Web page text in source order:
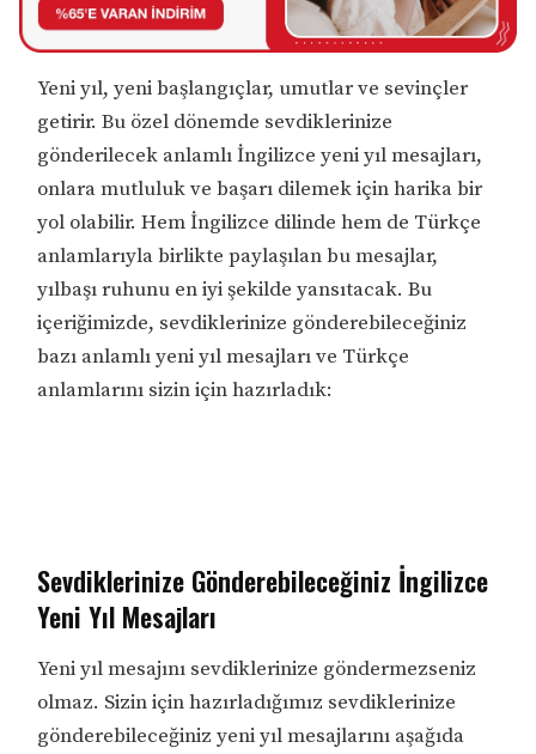
Yeni yıl, yeni başlangıçlar, umutlar ve sevinçler
getirir. Bu özel dönemde sevdiklerinize
gönderilecek anlamlı İngilizce yeni yıl mesajları,
onlara mutluluk ve başarı dilemek için harika bir
yol olabilir. Hem İngilizce dilinde hem de Türkçe
anlamlarıyla birlikte paylaşılan bu mesajlar,
yılbaşı ruhunu en iyi şekilde yansıtacak. Bu
içeriğimizde, sevdiklerinize gönderebileceğiniz
bazı anlamlı yeni yıl mesajları ve Türkçe
anlamlarını sizin için hazırladık:
Sevdiklerinize Gönderebileceğiniz İngilizce
Yeni Yıl Mesajları
Yeni yıl mesajını sevdiklerinize göndermezseniz
olmaz. Sizin için hazırladığımız sevdiklerinize
gönderebileceğiniz yeni yıl mesajlarını aşağıda